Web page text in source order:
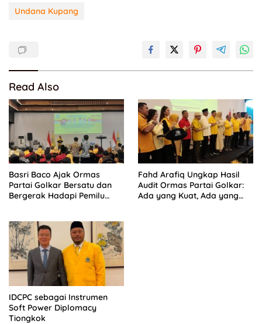
Undana Kupang
Read Also
Basri Baco Ajak Ormas
Partai Golkar Bersatu dan
Bergerak Hadapi Pemilu
Fahd Arafiq Ungkap Hasil
Audit Ormas Partai Golkar:
Ada yang Kuat, Ada yang
IDCPC sebagai Instrumen
Soft Power Diplomacy
Tiongkok